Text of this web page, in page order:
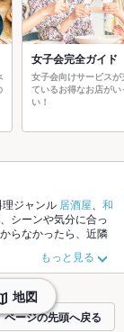
女子会完全ガイド
女子会向けサービスが
ているお得なお店がい
い！
ジャンル 居酒屋
和
シーンや気分に合っ
らなかったら、近隣
ん、こだわりメニュ
、お店の最新情報を
予約が使えるお店も
デートやパーティー
。
もっと見る
ページの先頭へ戻る
地図